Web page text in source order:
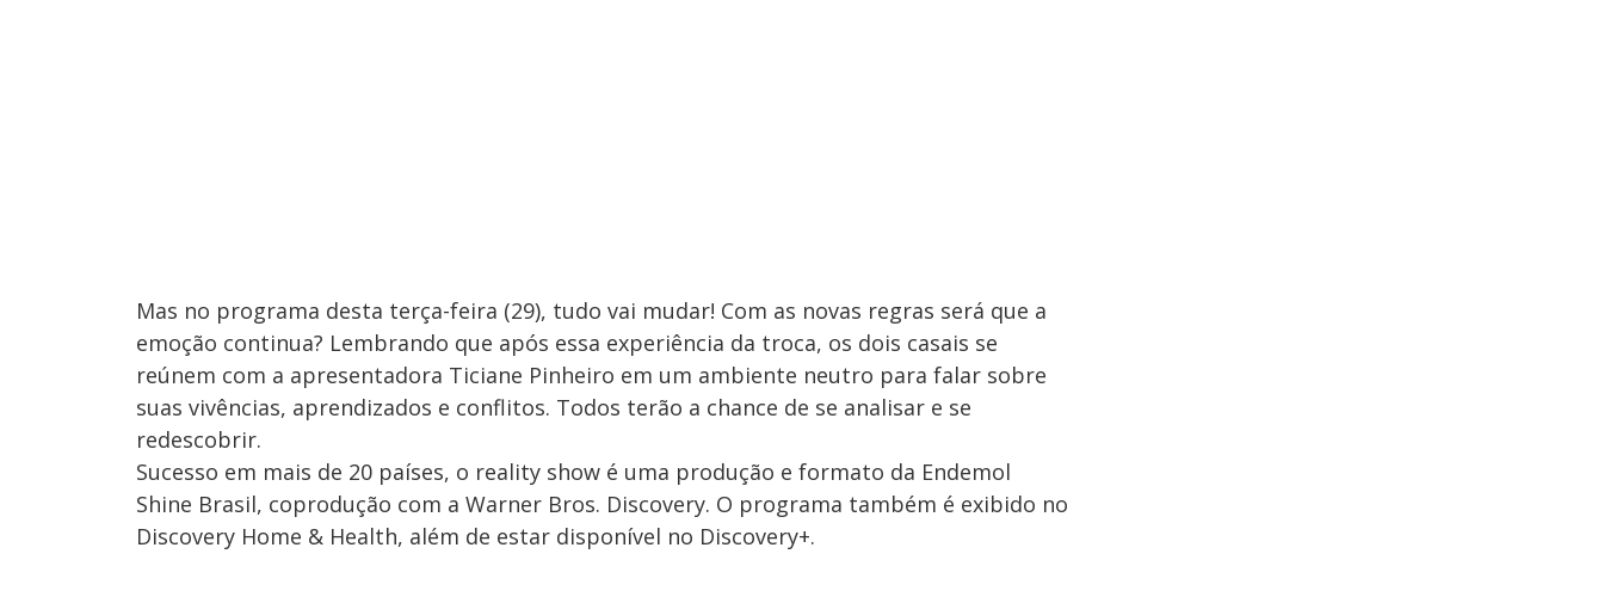
Mas no programa desta terça-feira (29), tudo vai mudar! Com as novas regras será que a
emoção continua? Lembrando que após essa experiência da troca, os dois casais se
reúnem com a apresentadora Ticiane Pinheiro em um ambiente neutro para falar sobre
suas vivências, aprendizados e conflitos. Todos terão a chance de se analisar e se
redescobrir.
Sucesso em mais de 20 países, o reality show é uma produção e formato da Endemol
Shine Brasil, coprodução com a Warner Bros. Discovery. O programa também é exibido no
Discovery Home & Health, além de estar disponível no Discovery+.